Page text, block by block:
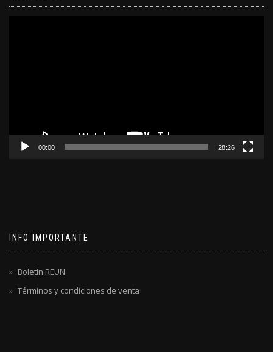
00:00 28:26
INFO IMPORTANTE
Boletín REUN
Términos y condiciones de venta